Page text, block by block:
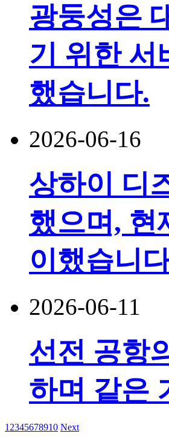
광둥성은
기 위한 서
했습니다.
2026-06-16
상하이 디
했으며, 현
이했습니
2026-06-11
선전 공항
하며 같은
1 2345678910 Next